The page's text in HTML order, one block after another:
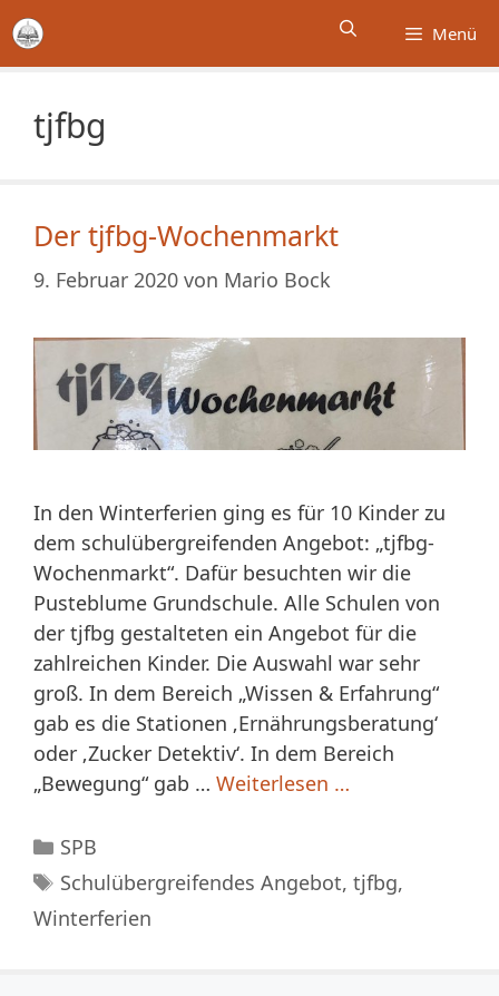
Zum
Inhalt
springen
Menü
tjfbg
Der tjfbg-Wochenmarkt
9. Februar 2020 von Mario Bock
In den Winterferien ging es für 10 Kinder zu
dem schulübergreifenden Angebot: „tjfbg-
Wochenmarkt“. Dafür besuchten wir die
Pusteblume Grundschule. Alle Schulen von
der tjfbg gestalteten ein Angebot für die
zahlreichen Kinder. Die Auswahl war sehr
groß. In dem Bereich „Wissen & Erfahrung“
gab es die Stationen ‚Ernährungsberatung‘
oder ‚Zucker Detektiv‘. In dem Bereich
„Bewegung“ gab … Weiterlesen …
Kategorien
SPB
Schlagwörter
Schulübergreifendes Angebot, tjfbg,
Winterferien